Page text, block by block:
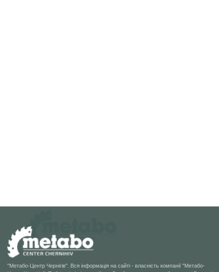
"Метабо-Центр Чернігів". Вся інформація на сайті - власність компанії "Метабо-